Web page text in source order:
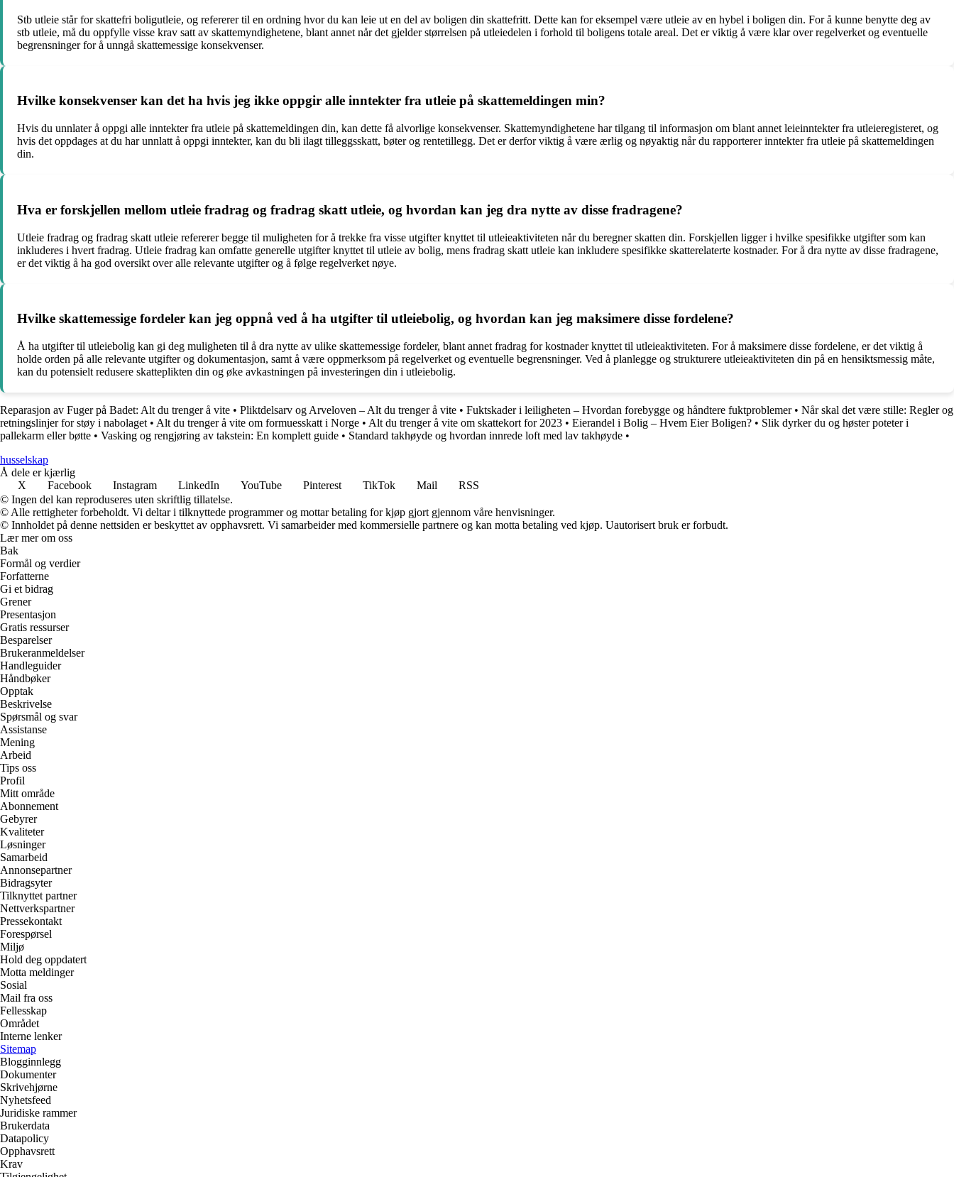
Stb utleie står for skattefri boligutleie, og refererer til en ordning hvor du kan leie ut en del av boligen din skattefritt. Dette kan for eksempel være utleie av en hybel i boligen din. For å kunne benytte deg av
stb utleie, må du oppfylle visse krav satt av skattemyndighetene, blant annet når det gjelder størrelsen på utleiedelen i forhold til boligens totale areal. Det er viktig å være klar over regelverket og eventuelle
begrensninger for å unngå skattemessige konsekvenser.
Hvilke konsekvenser kan det ha hvis jeg ikke oppgir alle inntekter fra utleie på skattemeldingen min?
Hvis du unnlater å oppgi alle inntekter fra utleie på skattemeldingen din, kan dette få alvorlige konsekvenser. Skattemyndighetene har tilgang til informasjon om blant annet leieinntekter fra utleieregisteret, og
hvis det oppdages at du har unnlatt å oppgi inntekter, kan du bli ilagt tilleggsskatt, bøter og rentetillegg. Det er derfor viktig å være ærlig og nøyaktig når du rapporterer inntekter fra utleie på skattemeldingen
din.
Hva er forskjellen mellom utleie fradrag og fradrag skatt utleie, og hvordan kan jeg dra nytte av disse fradragene?
Utleie fradrag og fradrag skatt utleie refererer begge til muligheten for å trekke fra visse utgifter knyttet til utleieaktiviteten når du beregner skatten din. Forskjellen ligger i hvilke spesifikke utgifter som kan
inkluderes i hvert fradrag. Utleie fradrag kan omfatte generelle utgifter knyttet til utleie av bolig, mens fradrag skatt utleie kan inkludere spesifikke skatterelaterte kostnader. For å dra nytte av disse fradragene,
er det viktig å ha god oversikt over alle relevante utgifter og å følge regelverket nøye.
Hvilke skattemessige fordeler kan jeg oppnå ved å ha utgifter til utleiebolig, og hvordan kan jeg maksimere disse fordelene?
Å ha utgifter til utleiebolig kan gi deg muligheten til å dra nytte av ulike skattemessige fordeler, blant annet fradrag for kostnader knyttet til utleieaktiviteten. For å maksimere disse fordelene, er det viktig å
holde orden på alle relevante utgifter og dokumentasjon, samt å være oppmerksom på regelverket og eventuelle begrensninger. Ved å planlegge og strukturere utleieaktiviteten din på en hensiktsmessig måte,
kan du potensielt redusere skatteplikten din og øke avkastningen på investeringen din i utleiebolig.
Reparasjon av Fuger på Badet: Alt du trenger å vite • Pliktdelsarv og Arveloven – Alt du trenger å vite • Fuktskader i leiligheten – Hvordan forebygge og håndtere fuktproblemer• Når skal det være stille: Regler og
retningslinjer for støy i nabolaget • Alt du trenger å vite om formuesskatt i Norge • Alt du trenger å vite om skattekort for 2023 • Eierandel i Bolig – Hvem Eier Boligen? • Slik dyrker du og høster poteter i
pallekarm eller bøtte • Vasking og rengjøring av takstein: En komplett guide • Standard takhøyde og hvordan innrede loft med lav takhøyde •
husselskap
Å dele er kjærlig
X
Facebook Instagram LinkedIn YouTube Pinterest TikTok Mail
RSS
© Ingen del kan reproduseres uten skriftlig tillatelse.
© Alle rettigheter forbeholdt. Vi deltar i tilknyttede programmer og mottar betaling for kjøp gjort gjennom våre henvisninger.
© Innholdet på denne nettsiden er beskyttet av opphavsrett. Vi samarbeider med kommersielle partnere og kan motta betaling ved kjøp. Uautorisert bruk er forbudt.
Lær mer om oss
Bak
Formål og verdier
Forfatterne
Gi et bidrag
Grener
Presentasjon
Gratis ressurser
Besparelser
Brukeranmeldelser
Handleguider
Håndbøker
Opptak
Beskrivelse
Spørsmål og svar
Assistanse
Mening
Arbeid
Tips oss
Profil
Mitt område
Abonnement
Gebyrer
Kvaliteter
Løsninger
Samarbeid
Annonsepartner
Bidragsyter
Tilknyttet partner
Nettverkspartner
Pressekontakt
Forespørsel
Miljø
Hold deg oppdatert
Motta meldinger
Sosial
Mail fra oss
Fellesskap
Området
Interne lenker
Sitemap
Blogginnlegg
Dokumenter
Skrivehjørne
Nyhetsfeed
Juridiske rammer
Brukerdata
Datapolicy
Opphavsrett
Krav